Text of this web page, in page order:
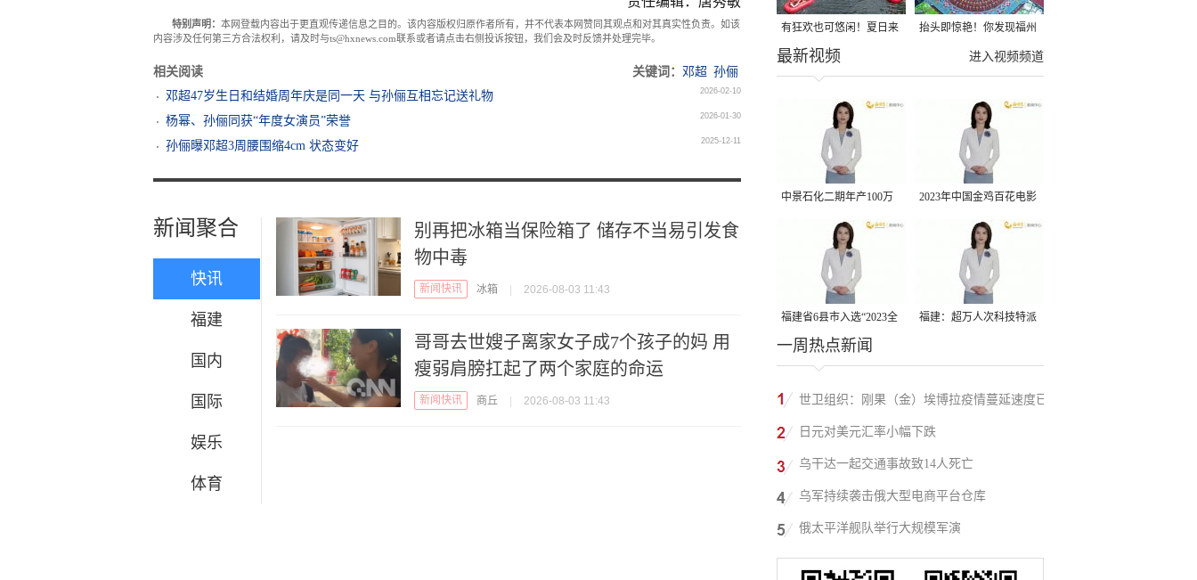
特别声明： 本网登载内容出于更直观传递信息之目的。该内容版权归原作者所有，并不代表本网赞同其观点和对其真实性负责。如该
内容涉及任何第三方合法权利，请及时与ts@hxnews.com联系或者请点击右侧投诉按钮，我们会及时反馈并处理完毕。
相关阅读 关键词： 邓超 孙俪
邓超47岁生日和结婚周年庆是同一天 与孙俪互相忘记送礼物
2026-02-10
杨幂、孙俪同获“年度女演员”荣誉 2026-01-30
孙俪曝邓超3周腰围缩4cm 状态变好 2025-12-11
新闻聚合
快讯
福建
国内
国际
娱乐
体育
别再把冰箱当保险箱了 储存不当易引发食
物中毒
新闻快讯 冰箱 | 2026-08-03 11:43
哥哥去世嫂子离家女子成7个孩子的妈 用
瘦弱肩膀扛起了两个家庭的命运
新闻快讯 商丘 | 2026-08-03 11:43
有狂欢也可悠闲！夏日来
这里亲水饱享清凉！
抬头即惊艳！你发现福州
美学“天花板”了吗？
进入视频频道
最新视频
中景石化二期年产100万
吨丙烷脱氢项目建成中交
2023年中国金鸡百花电影
节有福电影巡展31日启动
福建省6县市入选“2023全
国县域发展潜力百强县”
福建：超万人次科技特派
一周热点新闻
世卫组织：刚果（金）埃博拉疫情蔓延速度已
超应对能力
日元对美元汇率小幅下跌
乌干达一起交通事故致14人死亡
乌军持续袭击俄大型电商平台仓库
俄太平洋舰队举行大规模军演